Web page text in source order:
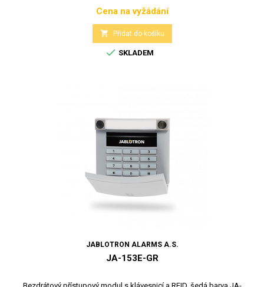
Cena
Cena na vyžádání
 Přidat do košíku
 SKLADEM
JABLOTRON ALARMS A.S.
JA-153E-GR